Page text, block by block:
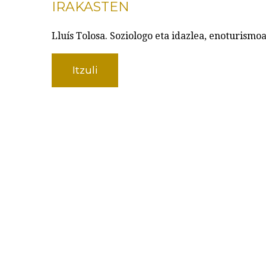
IRAKASTEN
Lluís Tolosa. Soziologo eta idazlea,
Itzuli